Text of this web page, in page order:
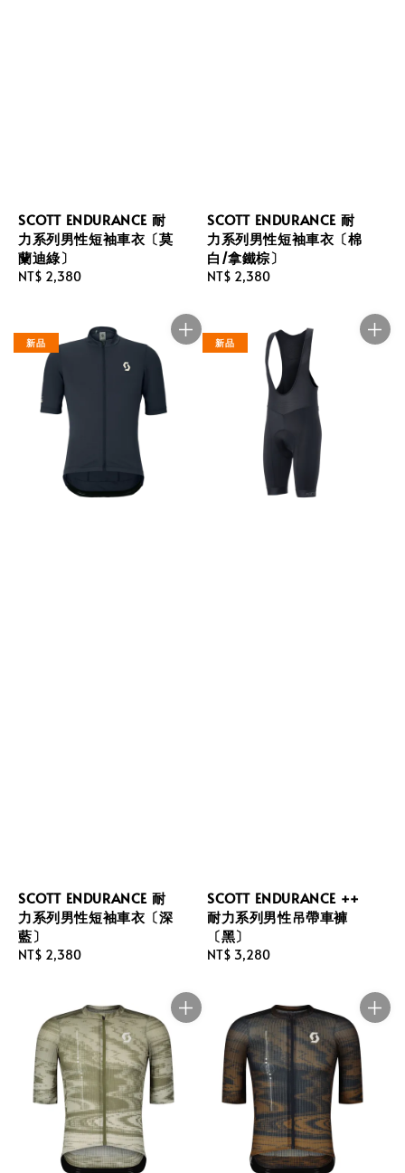
SCOTT ENDURANCE 耐
力系列男性短袖車衣〔莫
蘭迪綠〕
Regular
NT$ 2,380
SCOTT ENDURANCE 耐
力系列男性短袖車衣〔棉
白/拿鐵棕〕
Regular
NT$ 2,380
新品
SCOTT ENDURANCE 耐
力系列男性短袖車衣〔深
藍〕
Regular
NT$ 2,380
新品
SCOTT ENDURANCE ++
耐力系列男性吊帶車褲
〔黑〕
Regular
NT$ 3,280